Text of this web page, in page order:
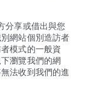
分享或借出與您
網站個別造訪者
模式的一般資
瀏覽我們的網
法收到我們的進